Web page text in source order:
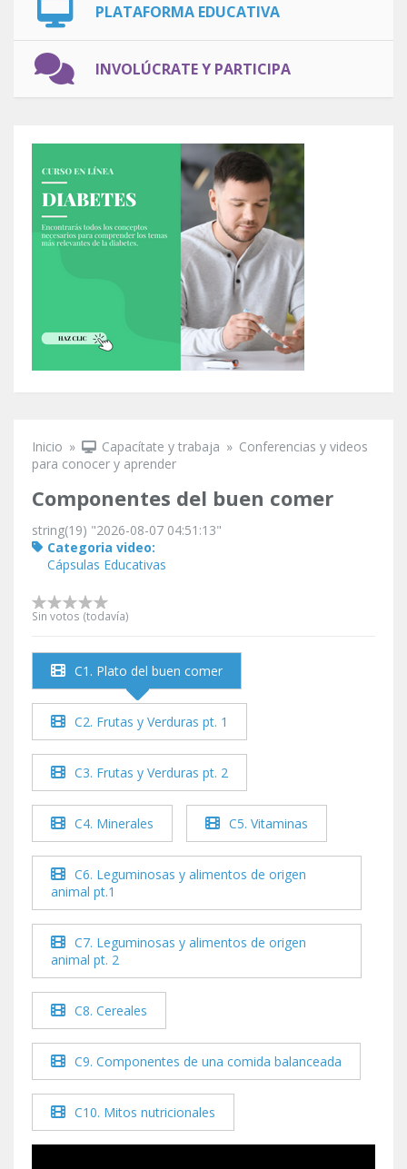
PLATAFORMA EDUCATIVA
INVOLÚCRATE Y PARTICIPA
Se encuentra usted aquí
Inicio » Capacítate y trabaja » Conferencias y videos
para conocer y aprender
Componentes del buen comer
string(19) "2026-08-07 04:51:13"
Categoria video:
Cápsulas Educativas
Sin votos (todavía)
C1. Plato del buen comer
C2. Frutas y Verduras pt. 1
C3. Frutas y Verduras pt. 2
C4. Minerales C5. Vitaminas
C6. Leguminosas y alimentos de origen
animal pt.1
C7. Leguminosas y alimentos de origen
animal pt. 2
C8. Cereales
C9. Componentes de una comida balanceada
C10. Mitos nutricionales